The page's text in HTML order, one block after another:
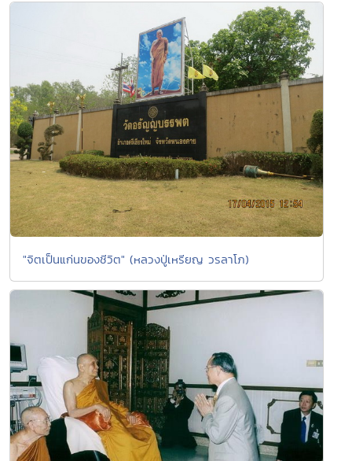
"จิตเป็นแก่นของชีวิต" (หลวงปู่เหรียญ วรลาโภ)